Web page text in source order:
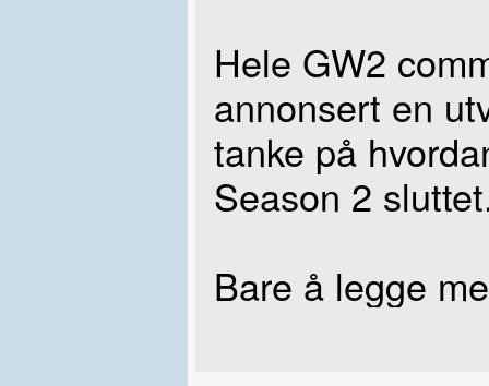
Hele GW2
annonsert en
tanke på
Season 2
Bare å legge